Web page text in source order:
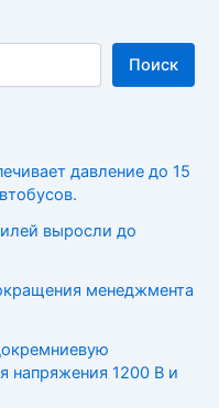
Поиск
давление до 15
выросли до
менеджмента
напряжения 1200 В и